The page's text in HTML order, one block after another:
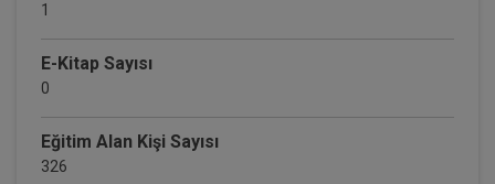
1
E-Kitap Sayısı
0
Eğitim Alan Kişi Sayısı
326